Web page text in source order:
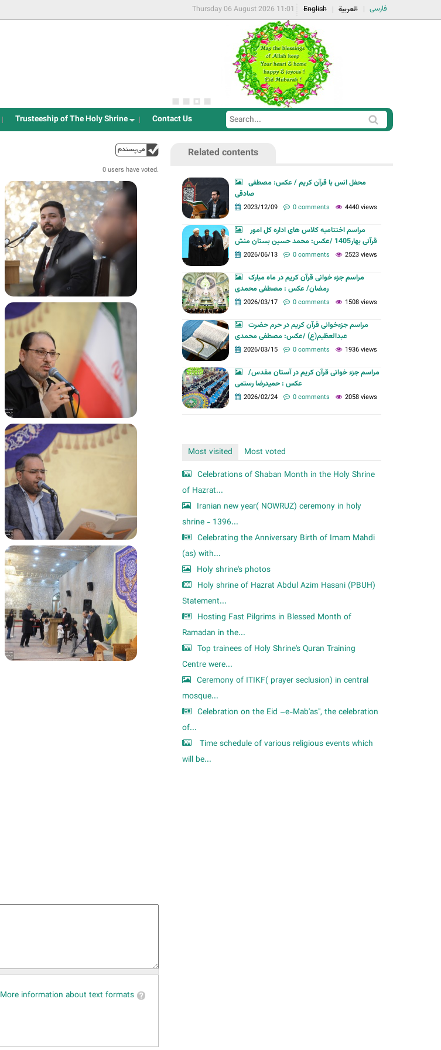
فارسی العربية English
Thursday 06 August 2026 11:01
Trusteeship of The Holy Shrine Contact Us
S
e
S
e
a
0 users have voted.
More information about text formats
Related contents
محفل انس با قرآن کریم / عکس: مصطفی
صادقی
2023/12/09 0 comments 4440 views
قرآنی بهار1405 /عکس: محمد حسین بستان منش
2026/06/13 0 comments 2523 views
مراسم جزء خوانی قرآن کریم در ماه مبارک
رمضان/ عکس : مصطفی محمدی
2026/03/17 0 comments 1508 views
مراسم جزءخوانی قرآن کریم در حرم حضرت
عبدالعظیم(ع) /عکس: مصطفی محمدی
2026/03/15 0 comments 1936 views
مراسم جزء خوانی قرآن کریم در آستان مقدس/
عکس : حمیدرضا رستمی
2026/02/24 0 comments 2058 views
Most visited
Most voted
Celebrations of Shaban Month in the Holy Shrine
of Hazrat...
Iranian new year( NOWRUZ) ceremony in holy
shrine - 1396...
Celebrating the Anniversary Birth of Imam Mahdi
(as) with...
Holy shrine's photos
Holy shrine of Hazrat Abdul Azim Hasani (PBUH)
Statement...
Hosting Fast Pilgrims in Blessed Month of
Ramadan in the...
Top trainees of Holy Shrine's Quran Training
Centre were...
Ceremony of ITIKF( prayer seclusion) in central
mosque...
Celebration on the Eid –e-Mab'as", the celebration
of...
Time schedule of various religious events which
will be...